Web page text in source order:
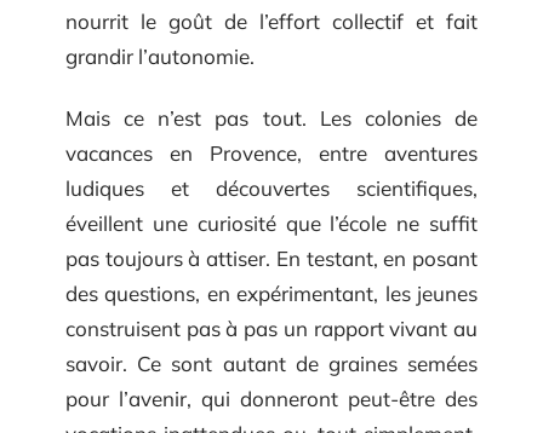
nourrit le goût de l’effort collectif et fait
grandir l’autonomie.
Mais ce n’est pas tout. Les colonies de
vacances en Provence, entre aventures
ludiques et découvertes scientifiques,
éveillent une curiosité que l’école ne suffit
pas toujours à attiser. En testant, en posant
des questions, en expérimentant, les jeunes
construisent pas à pas un rapport vivant au
savoir. Ce sont autant de graines semées
pour l’avenir, qui donneront peut-être des